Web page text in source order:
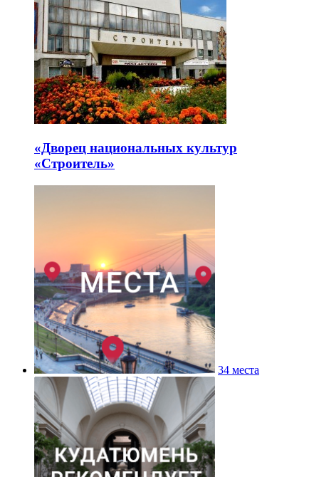
«Дворец национальных культур
«Строитель»
34 места